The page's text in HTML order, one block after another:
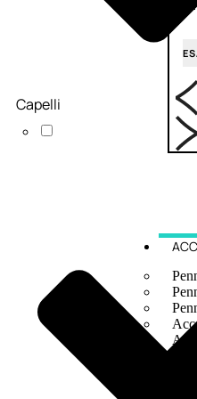
Capelli